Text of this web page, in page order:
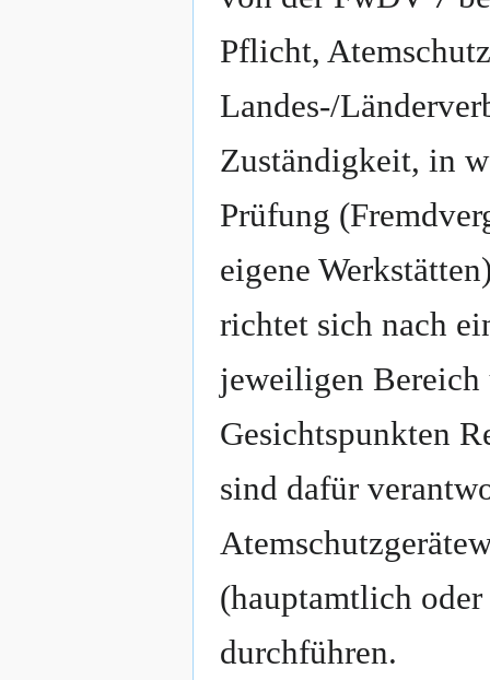
Pflicht,
Landes-/
Zuständigkeit, in
Prüfung
eigene
richtet sich nach
jeweiligen
Gesichtspunkten
sind dafür
(hauptamtlich
durchführen.